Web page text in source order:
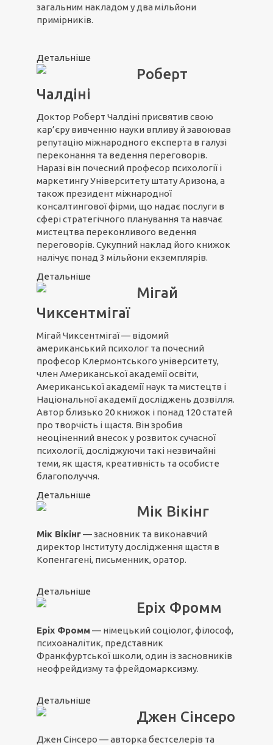
загальним накладом у два мільйони
примірників.
Детальніше
Роберт
Чалдіні
Доктор Роберт Чалдіні присвятив свою
кар’єру вивченню науки впливу й завоював
репутацію міжнародного експерта в галузі
переконання та ведення переговорів.
Наразі він почесний професор психології і
маркетингу Університету штату Аризона, а
також президент міжнародної
консалтингової фірми, що надає послуги в
сфері стратегічного планування та навчає
мистецтва переконливого ведення
переговорів. Сукупний наклад його книжок
налічує понад 3 мільйони екземплярів.
Детальніше
Мігай
Чиксентмігаї
Мігай Чиксентмігаї — відомий
американський психолог та почесний
професор Клермонтського університету,
член Американської академії освіти,
Американської академії наук та мистецтв і
Національної академії досліджень дозвілля.
Автор близько 20 книжок і понад 120 статей
про творчість і щастя. Він зробив
неоціненний внесок у розвиток сучасної
психології, досліджуючи такі незвичайні
теми, як щастя, креативність та особисте
благополуччя.
Детальніше
Мік Вікінг
Мік Вікінг— засновник та виконавчий
директор Інституту дослідження щастя в
Копенгагені, письменник, оратор.
Детальніше
Еріх Фромм
Еріх Фромм— німецький соціолог, філософ,
психоаналітик, представник
Франкфуртської школи, один із засновників
неофрейдизму та фрейдомарксизму.
Детальніше
Джен Сінсеро
Джен Сінсеро — авторка бестселерів та